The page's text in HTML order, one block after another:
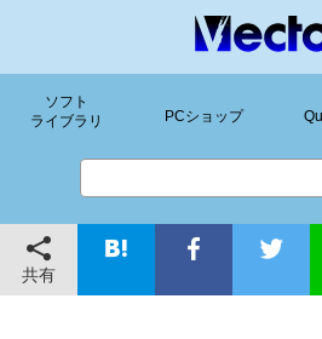
ソフト
ライブラリ
PCショップ
共有